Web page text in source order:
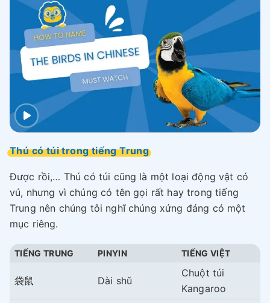
Thú có túi trong tiếng Trung
Được rồi,… Thú có túi cũng là một loại động vật có
vú, nhưng vì chúng có tên gọi rất hay trong tiếng
Trung nên chúng tôi nghĩ chúng xứng đáng có một
mục riêng.
TIẾNG TRUNG PINYIN TIẾNG VIỆT
袋鼠 Dài shǔ
Chuột túi
Kangaroo